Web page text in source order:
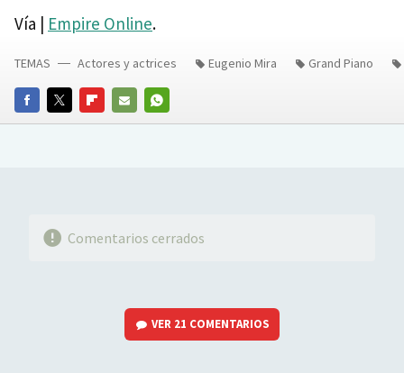
Vía | Empire Online.
FACEBOOKTWITTERFLIPBOARD
E-
WHATSAPP
TEMAS Actores y actrices Eugenio Mira Grand Piano
Comentarios cerrados
VER 21 COMENTARIOS